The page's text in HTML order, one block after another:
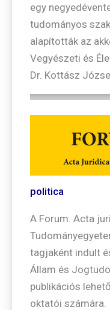
egy
tudományos
alapították az
Vegyészeti és
Dr. Kottász
politica
A Forum. Acta
tagjaként indult
Állam és
publikációs
oktatói számára.